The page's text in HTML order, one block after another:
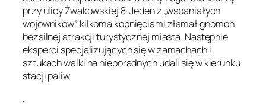
przy ulicy Żwakowskiej 8. Jeden z „wspaniałych
wojowników” kilkoma kopnięciami złamał gnomon
bezsilnej atrakcji turystycznej miasta. Następnie
eksperci specjalizujących się w zamachach i
sztukach walki na nieporadnych udali się w kierunku
stacji paliw.
.